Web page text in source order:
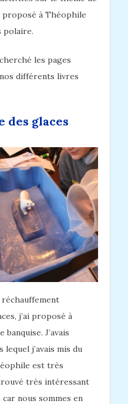
proposé à Théophile
polaire.
les pages
différents livres
des glaces
réchauffement
j’ai proposé à
J’avais
j’avais mis du
est très
très intéressant
nous sommes en